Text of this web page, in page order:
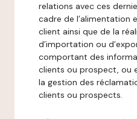
relations avec ces
cadre de l’alimentation
client ainsi que de la
d’importation ou
comportant des
clients ou prospect, ou
la gestion des
clients ou prospects.